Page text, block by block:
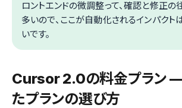
ロントエンドの微調整って、確認と修正の
多いので、ここが自動化されるインパクト
いです。
Cursor 2.0の料金プラン
たプランの選び方